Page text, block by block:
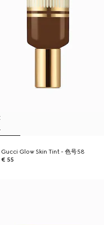
Gucci Glow Skin Tint - 色号58
€ 55